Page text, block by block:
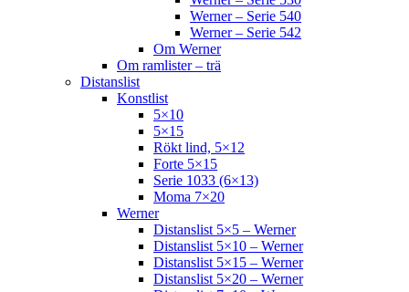
Werner – Serie 540
Werner – Serie 542
Om Werner
Om ramlister – trä
Distanslist
Konstlist
5×10
5×15
Rökt lind, 5×12
Forte 5×15
Serie 1033 (6×13)
Moma 7×20
Werner
Distanslist 5×5 – Werner
Distanslist 5×10 – Werner
Distanslist 5×15 – Werner
Distanslist 5×20 – Werner